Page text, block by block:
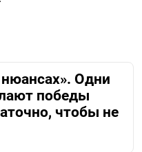
Одни
победы
чтобы не